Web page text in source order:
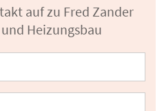
auf zu Fred Zander
Heizungsbau